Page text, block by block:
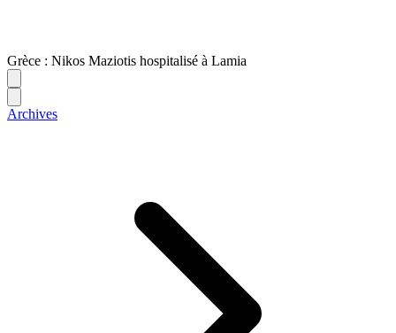
Grèce : Nikos Maziotis hospitalisé à Lamia
Archives